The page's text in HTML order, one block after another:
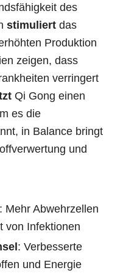
des
stimuliert das
Produktion
zeigen, dass
verringert
Qi Gong einen
es die
in Balance bringt
und
: Mehr Abwehrzellen
von Infektionen
: Verbesserte
und Energie